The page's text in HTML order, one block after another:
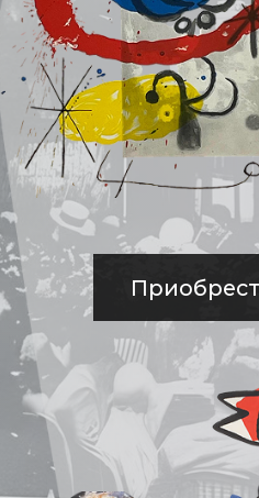
Приобрести работу